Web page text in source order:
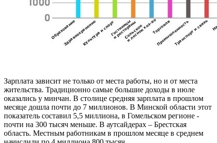
Зарплата зависит не только от места работы, но и от места
жительства. Традиционно самые большие доходы в июле
оказались у минчан. В столице средняя зарплата в прошлом
месяце дошла почти до 7 миллионов. В Минской области этот
показатель составил 5,5 миллиона, в Гомельском регионе -
почти на 300 тысяч меньше. В аутсайдерах – Брестская
область. Местным работникам в прошлом месяце в среднем